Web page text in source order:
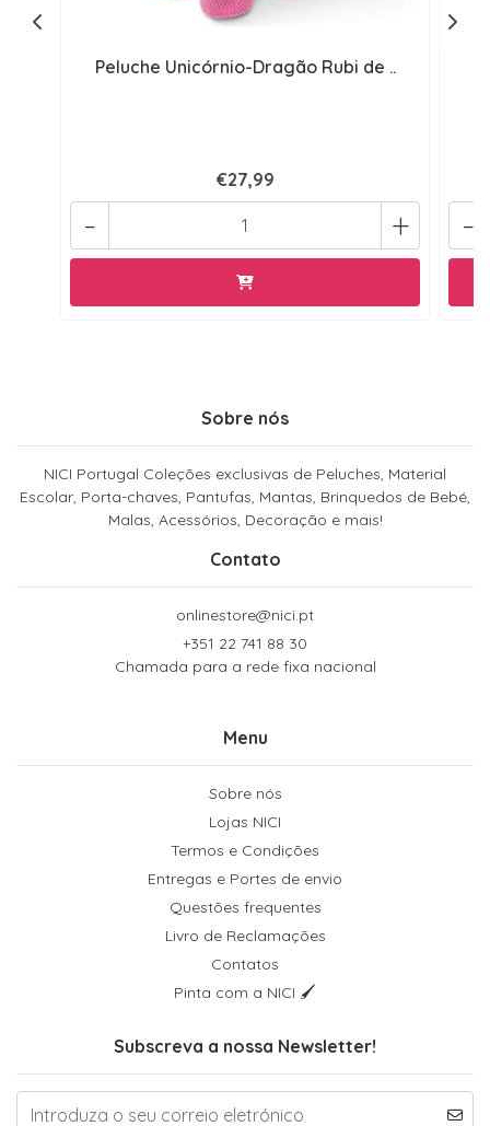
Peluche Unicórnio-Dragão Rubi de ..
€27,99
+
- -
Sobre nós
NICI Portugal Coleções exclusivas de Peluches, Material
Escolar, Porta-chaves, Pantufas, Mantas, Brinquedos de Bebé,
Malas, Acessórios, Decoração e mais!
Contato
onlinestore@nici.pt
+351 22 741 88 30
Chamada para a rede fixa nacional
Menu
Sobre nós
Lojas NICI
Termos e Condições
Entregas e Portes de envio
Questões frequentes
Livro de Reclamações
Contatos
Pinta com a NICI 🖌
Subscreva a nossa Newsletter!